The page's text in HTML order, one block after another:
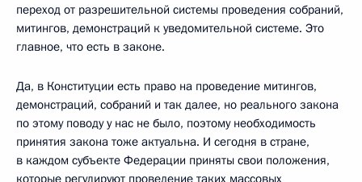
переход от разрешительной системы проведения собраний,
митингов, демонстраций к уведомительной системе. Это
главное, что есть в законе.
Да, в Конституции есть право на проведение митингов,
демонстраций, собраний и так далее, но реального закона
по этому поводу у нас не было, поэтому необходимость
принятия закона тоже актуальна. И сегодня в стране,
в каждом субъекте Федерации приняты свои положения,
которые регулируют проведение таких массовых